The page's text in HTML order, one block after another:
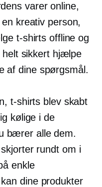
varer online,
kreativ person,
t-shirts offline og
helt sikkert hjælpe
af dine spørgsmål.
t-shirts blev skabt
kølige i de
bærer alle dem.
rundt om i
enkle
dine produkter